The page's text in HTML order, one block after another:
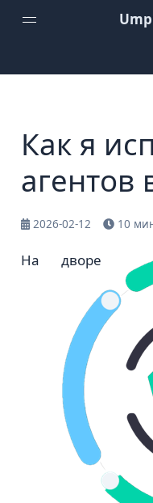
Как я
агентов
2026-02-12 10
На дворе